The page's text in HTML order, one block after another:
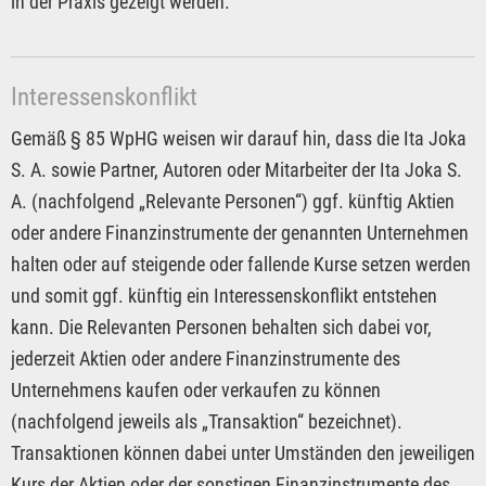
Interessenskonflikt
Gemäß § 85 WpHG weisen wir darauf hin, dass die Ita Joka
S. A. sowie Partner, Autoren oder Mitarbeiter der Ita Joka S.
A. (nachfolgend „Relevante Personen“) ggf. künftig Aktien
oder andere Finanzinstrumente der genannten Unternehmen
halten oder auf steigende oder fallende Kurse setzen werden
und somit ggf. künftig ein Interessenskonflikt entstehen
kann. Die Relevanten Personen behalten sich dabei vor,
jederzeit Aktien oder andere Finanzinstrumente des
Unternehmens kaufen oder verkaufen zu können
(nachfolgend jeweils als „Transaktion“ bezeichnet).
Transaktionen können dabei unter Umständen den jeweiligen